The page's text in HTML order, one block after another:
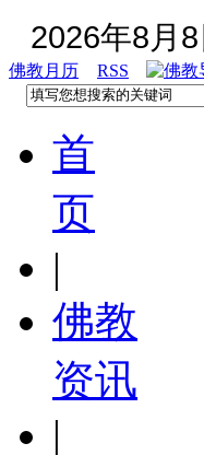
2026年8月
佛教月历 RSS
首
页
|
佛教
资讯
|